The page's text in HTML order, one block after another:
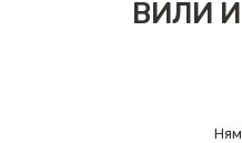
ВИЛИ